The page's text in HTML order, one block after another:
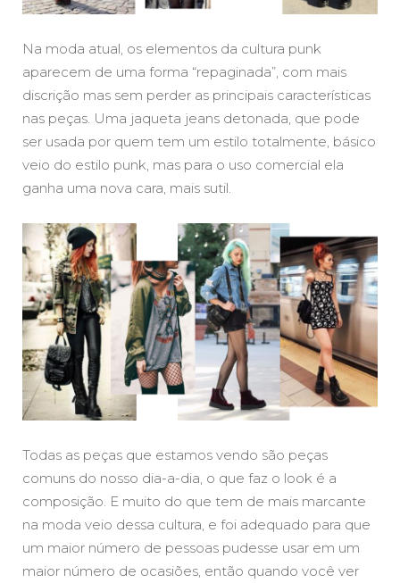
Na moda atual, os elementos da cultura punk
aparecem de uma forma “repaginada”, com mais
discrição mas sem perder as principais características
nas peças. Uma jaqueta jeans detonada, que pode
ser usada por quem tem um estilo totalmente, básico
veio do estilo punk, mas para o uso comercial ela
ganha uma nova cara, mais sutil.
Todas as peças que estamos vendo são peças
comuns do nosso dia-a-dia, o que faz o look é a
composição. E muito do que tem de mais marcante
na moda veio dessa cultura, e foi adequado para que
um maior número de pessoas pudesse usar em um
maior número de ocasiões, então quando você ver